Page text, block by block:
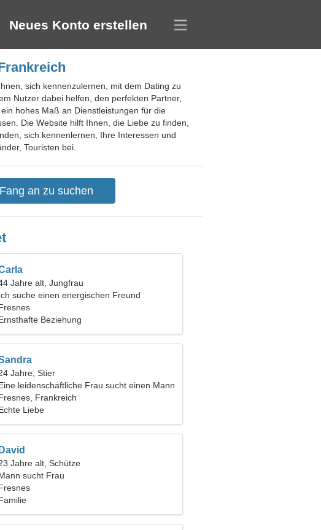
Neues Konto erstellen
sich kennenzulernen, mit dem Dating zu
Nutzer dabei helfen, den perfekten Partner,
hohes Maß an Dienstleistungen für die
Die Website hilft Ihnen, die Liebe zu finden,
sich kennenlernen, Ihre Interessen und
Touristen bei.
Jahre alt, Jungfrau
suche einen energischen Freund
Beziehung
Jahre, Stier
leidenschaftliche Frau sucht einen Mann
Frankreich
Liebe
David
Jahre alt, Schütze
sucht Frau